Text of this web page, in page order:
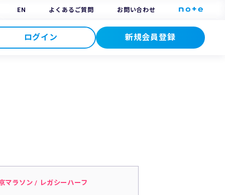
EN よくあるご質問 お問い合わせ
ログイン 新規会員登録
マラソン / レガシーハーフ